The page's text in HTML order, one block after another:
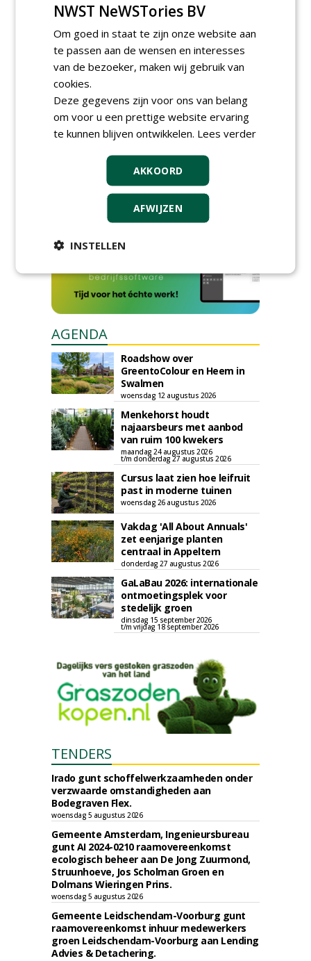
meer Groene Banen
GREEN OUTLET
Iedereen kan gratis kleine advertenties
plaatsen via zijn eigen account.
Plaats een gratis advertentie
AGENDA
Roadshow over
GreentoColour en Heem in
Swalmen
woensdag 12 augustus 2026
Menkehorst houdt
najaarsbeurs met aanbod
van ruim 100 kwekers
maandag 24 augustus 2026
t/m donderdag 27 augustus 2026
Cursus laat zien hoe leifruit
past in moderne tuinen
woensdag 26 augustus 2026
Vakdag 'All About Annuals'
zet eenjarige planten
centraal in Appeltern
donderdag 27 augustus 2026
GaLaBau 2026: internationale
ontmoetingsplek voor
stedelijk groen
dinsdag 15 september 2026
t/m vrijdag 18 september 2026
TENDERS
Irado gunt schoffelwerkzaamheden onder
verzwaarde omstandigheden aan
Bodegraven Flex.
woensdag 5 augustus 2026
Gemeente Amsterdam, Ingenieursbureau
gunt AI 2024-0210 raamovereenkomst
ecologisch beheer aan De Jong Zuurmond,
Struunhoeve, Jos Scholman Groen en
Dolmans Wieringen Prins.
woensdag 5 augustus 2026
Gemeente Leidschendam-Voorburg gunt
raamovereenkomst inhuur medewerkers
groen Leidschendam-Voorburg aan Lending
Advies & Detachering.
NWST NeWSTories BV
Om goed in staat te zijn onze website aan
te passen aan de wensen en interesses
van de bezoeker, maken wij gebruik van
cookies.
Deze gegevens zijn voor ons van belang
om voor u een prettige website ervaring
te kunnen blijven ontwikkelen. Lees verder
AKKOORD
AFWIJZEN
INSTELLEN